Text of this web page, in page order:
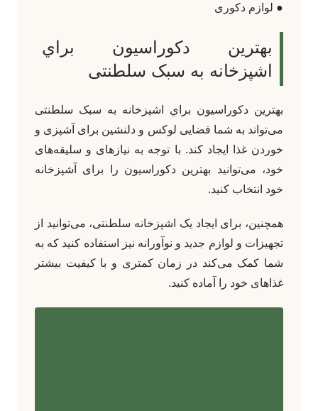
● لوازم دکوری
بهترین دکوراسیون براي
اشپزخانه به سبک سلطنتی
بهترين دکوراسيون براي اشپزخانه به سبک سلطنتی
می‌تواند به شما فضایی لوکس و دلنشین برای آشپزی و
خوردن غذا ایجاد کند. با توجه به نیازهای و سلیقه‌های
خود، می‌توانید بهترین دکوراسیون را برای آشپزخانه
خود انتخاب کنید.
همچنین، برای ایجاد یک اشپزخانه سلطنتی، می‌توانید از
تجهیزات و لوازم جدید و نوآورانه نیز استفاده کنید که به
شما کمک می‌کند در زمان کمتری و با کیفیت بیشتر
غذاهای خود را آماده کنید.